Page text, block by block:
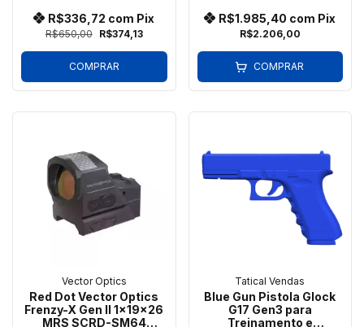
R$650,00 R$374,13
R$336,72 com Pix
COMPRAR
R$2.206,00
R$1.985,40 com Pix
COMPRAR
Vector Optics
Red Dot Vector Optics
Frenzy-X Gen II 1x19x26
MRS SCRD-SM64
Tatical Vendas
Blue Gun Pistola Glock
G17 Gen3 para
Treinamento e